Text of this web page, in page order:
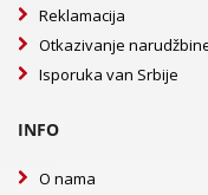
Reklamacija
Otkazivanje
Isporuka van Srbije
INFO
O nama